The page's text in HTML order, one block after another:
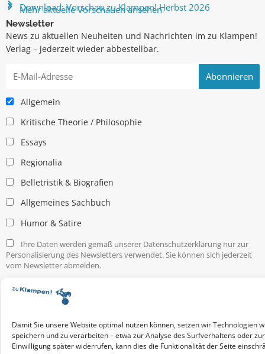
Damit Sie unsere Website optimal nutzen können, setzen wir Technologien
speichern und zu verarbeiten – etwa zur Analyse des Surfverhaltens oder
Einwilligung später widerrufen, kann dies die Funktionalität der Seite
Download: Vorschau zu Klampen! Herbst 2026
Mehr aktuelle Vorschauen ansehen
Newsletter
News zu aktuellen Neuheiten und Nachrichten im zu Klampen!
Verlag – jederzeit wieder abbestellbar.
Allgemein
Kritische Theorie / Philosophie
Essays
Regionalia
Belletristik & Biografien
Allgemeines Sachbuch
Humor & Satire
Ihre Daten werden gemäß unserer Datenschutzerklärung nur zur
Personalisierung des Newsletters verwendet. Sie können sich jederzeit
vom Newsletter abmelden.
Service & Infos
Presseservice
Infos zur Manuskripteinreichung
Praktikumsstellen